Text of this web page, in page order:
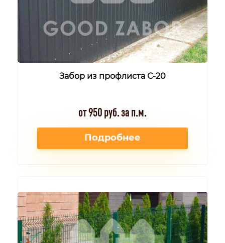
Забор из профлиста С-20
от 950 руб. за п.м.
Подробнее